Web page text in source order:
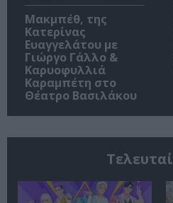
Μακμπέθ, της
Κατερίνας
Ευαγγελάτου με
Γιώργο Γάλλο &
Καρυοφυλλιά
Καραμπέτη στο
Θέατρο Βασιλάκου